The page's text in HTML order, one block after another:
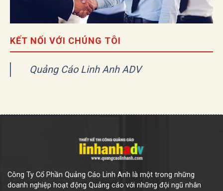
KẾT NỐI VỚI CHÚNG TÔI
Quảng Cáo Linh Anh ADV
Công Ty Cổ Phần Quảng Cáo Linh Anh là một trong những
doanh nghiệp hoạt động Quảng cáo với những đội ngũ nhân